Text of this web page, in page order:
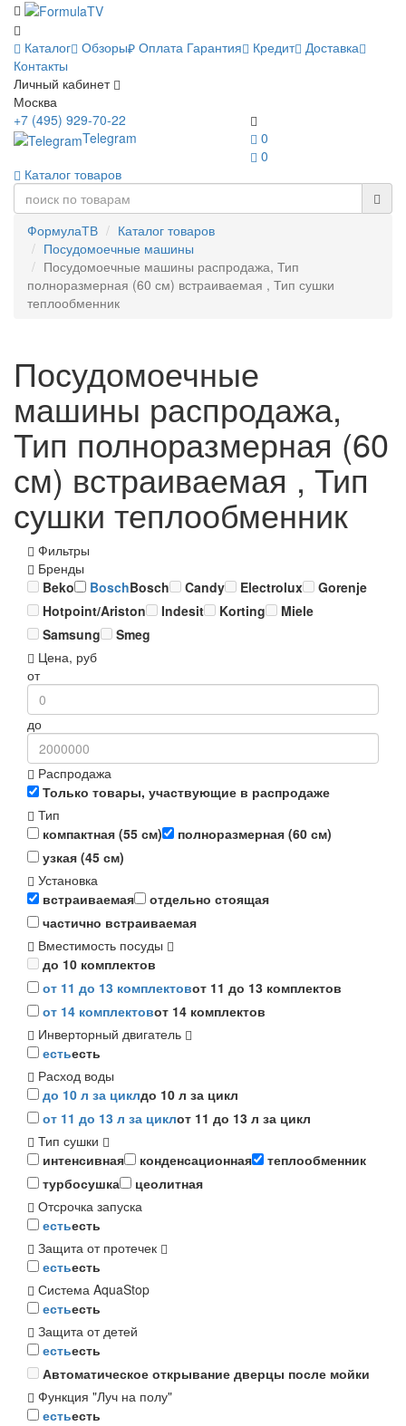
Каталог Обзоры Оплата Гарантия Кредит Доставка
Контакты
Личный кабинет
Москва
0
0
+7 (495) 929-70-22
Telegram
Каталог товаров
ФормулаТВ
Каталог товаров
Посудомоечные машины
Посудомоечные машины распродажа, Тип
полноразмерная (60 см) встраиваемая , Тип сушки
теплообменник
Посудомоечные
машины распродажа,
Тип полноразмерная (60
см) встраиваемая , Тип
сушки теплообменник
Фильтры
Бренды
Beko
BoschBosch Candy Electrolux
Gorenje
Hotpoint/Ariston
Indesit Korting
Miele
Samsung
Smeg
Цена, руб
от
до
Распродажа
Только товары, участвующие в распродаже
Тип
компактная (55 см)
полноразмерная (60 см)
узкая (45 см)
Установка
встраиваемая
отдельно стоящая
частично встраиваемая
Вместимость посуды
до 10 комплектов
от 11 до 13 комплектовот 11 до 13 комплектов
от 14 комплектовот 14 комплектов
Инверторный двигатель
естьесть
Расход воды
до 10 л за циклдо 10 л за цикл
от 11 до 13 л за циклот 11 до 13 л за цикл
Тип сушки
интенсивная
конденсационная
теплообменник
турбосушка
цеолитная
Отсрочка запуска
естьесть
Защита от протечек
естьесть
Система AquaStop
естьесть
Защита от детей
естьесть
Автоматическое открывание дверцы после мойки
Функция "Луч на полу"
естьесть